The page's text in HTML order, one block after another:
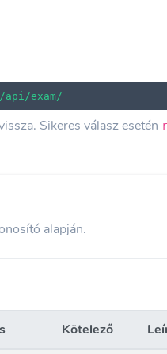
exam/
Sikeres válasz esetén
alapján.
Kötelező